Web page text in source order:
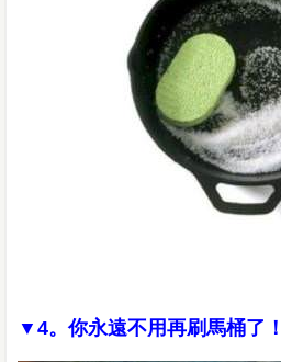
▼4。你永遠不用再刷馬桶了！